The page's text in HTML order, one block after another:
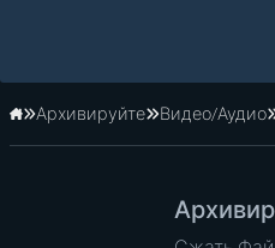
Главная
Архивируйте Видео/Аудио